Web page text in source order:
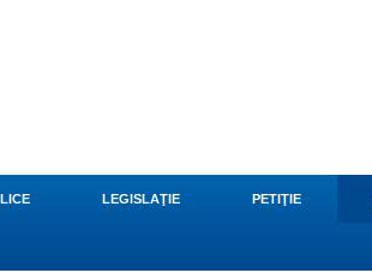
LEGISLAŢIE PETIŢIE